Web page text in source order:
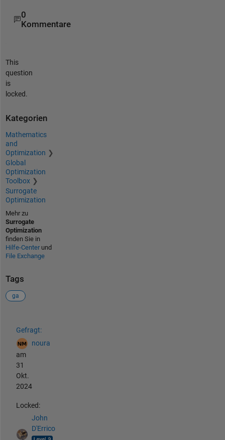
0
Kommentare
This
question
is
locked.
Kategorien
Mathematics
and
Optimization
Global
Optimization
Toolbox
Surrogate
Optimization
Mehr zu
Surrogate
Optimization
finden Sie in
Hilfe-Centerund
File Exchange
Tags
ga
Gefragt:
noura
am
31
Okt.
2024
Locked:
John
D'Errico